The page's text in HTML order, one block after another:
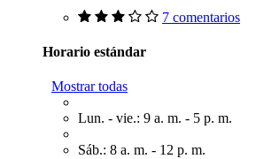
7 comentarios
Horario estándar
Mostrar todas
Lun. - vie.: 9 a. m. - 5 p. m.
Sáb.: 8 a. m. - 12 p. m.